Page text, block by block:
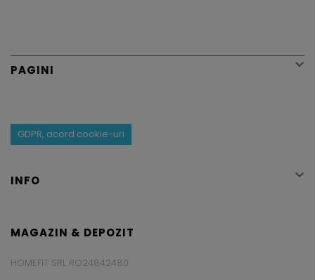
PAGINI 
GDPR, acord cookie-uri
INFO 
MAGAZIN & DEPOZIT
HOMEFIT SRL RO24842480